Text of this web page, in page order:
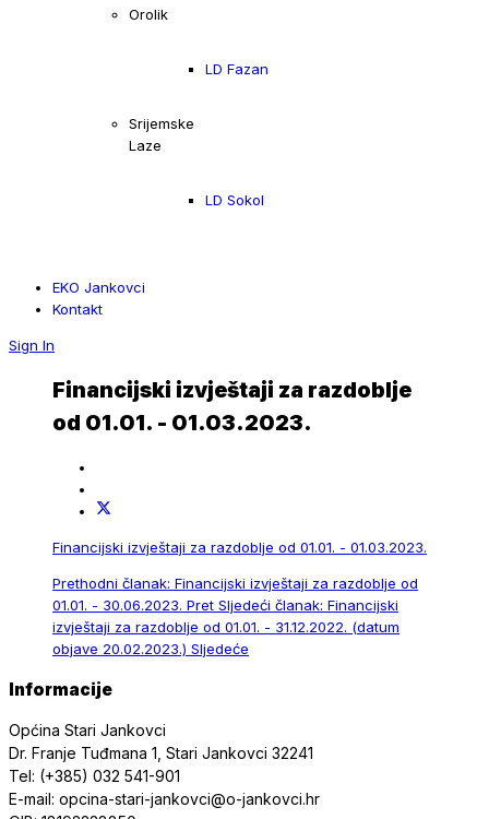
Orolik
LD Fazan
Srijemske
Laze
LD Sokol
EKO Jankovci
Kontakt
Sign In
Financijski izvještaji za razdoblje
od 01.01. - 01.03.2023.
Financijski izvještaji za razdoblje od 01.01. - 01.03.2023.
Prethodni članak: Financijski izvještaji za razdoblje od
01.01. - 30.06.2023. Pret Sljedeći članak: Financijski
izvještaji za razdoblje od 01.01. - 31.12.2022. (datum
objave 20.02.2023.) Sljedeće
Informacije
Općina Stari Jankovci
Dr. Franje Tuđmana 1, Stari Jankovci 32241
Tel: (+385) 032 541-901
E-mail: opcina-stari-jankovci@o-jankovci.hr